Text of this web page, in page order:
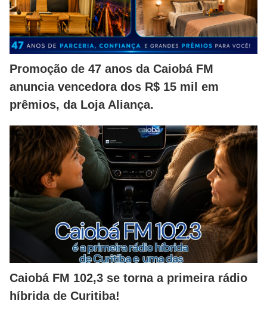
Promoção de 47 anos da Caiobá FM
anuncia vencedora dos R$ 15 mil em
prêmios, da Loja Aliança.
Caiobá FM 102,3 se torna a primeira rádio
híbrida de Curitiba!